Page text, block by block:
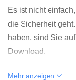
Es ist nicht
die Sicherheit
haben, sind Sie
Download.
Das Gerät hat eine
Mehr anzeigen